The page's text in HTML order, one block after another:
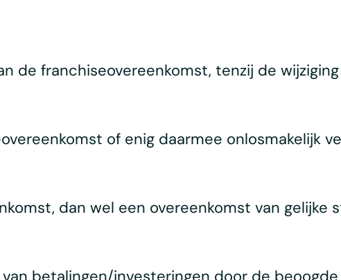
de franchiseovereenkomst, tenzij de
of enig daarmee onlosmakelijk
dan wel een overeenkomst van gelijke